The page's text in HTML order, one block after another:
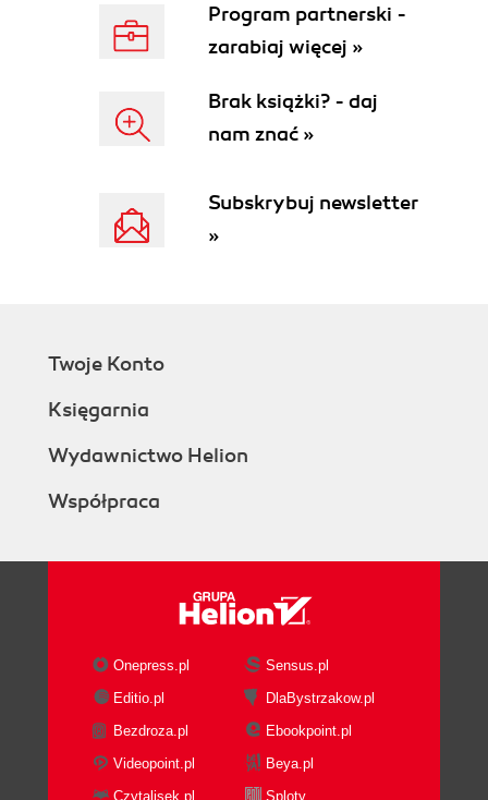
Program partnerski -
zarabiaj więcej »
Brak książki? - daj
nam znać »
Subskrybuj newsletter
»
Twoje Konto
Księgarnia
Wydawnictwo Helion
Współpraca
Onepress.pl
Sensus.pl
Editio.pl
DlaBystrzakow.pl
Bezdroza.pl
Ebookpoint.pl
Videopoint.pl
Beya.pl
Czytalisek.pl
Sploty